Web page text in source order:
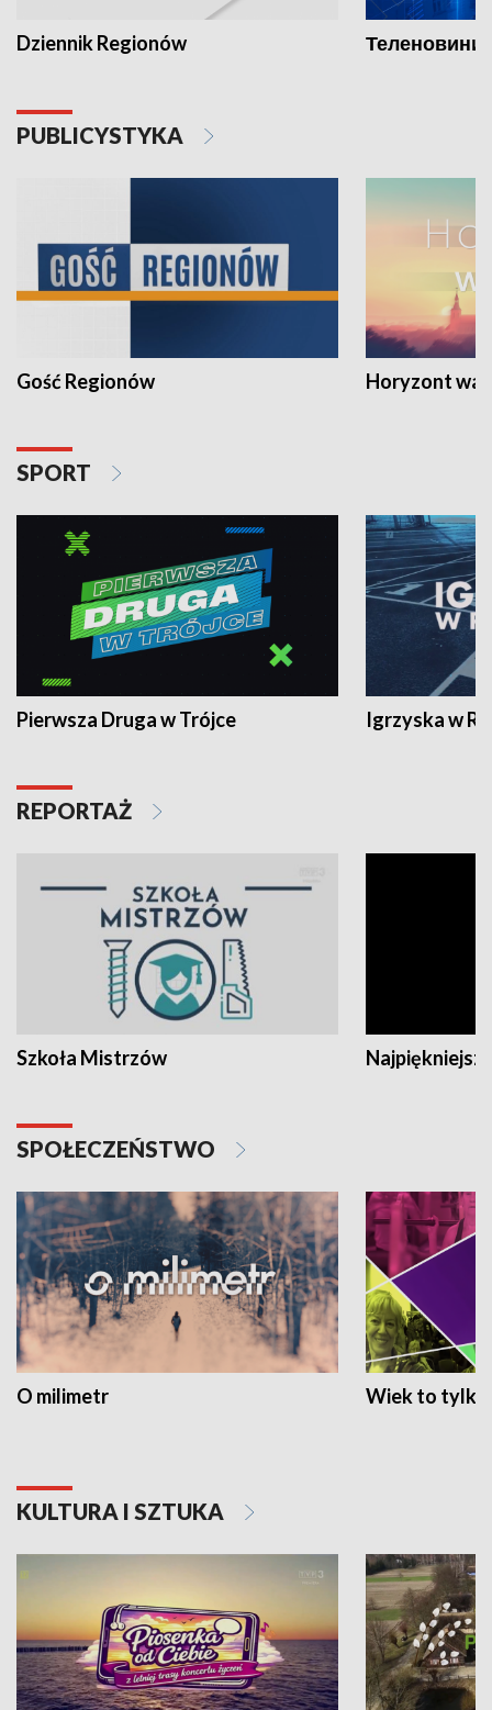
Dziennik Regionów Теленовини
PUBLICYSTYKA
Gość Regionów Horyzont
SPORT
Pierwsza Druga w Trójce Igrzyska w
REPORTAŻ
Szkoła Mistrzów
SPOŁECZEŃSTWO
O milimetr Wiek to tylko
KULTURA I SZTUKA